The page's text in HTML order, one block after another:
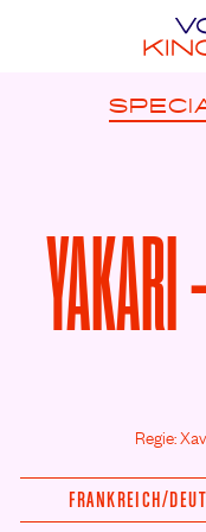
Regie:
FRANKREICH/